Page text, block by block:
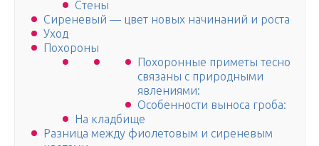
Стены
Сиреневый — цвет новых начинаний и роста
Уход
Похороны
Похоронные приметы тесно
связаны с природными
явлениями:
Особенности выноса гроба:
На кладбище
Разница между фиолетовым и сиреневым